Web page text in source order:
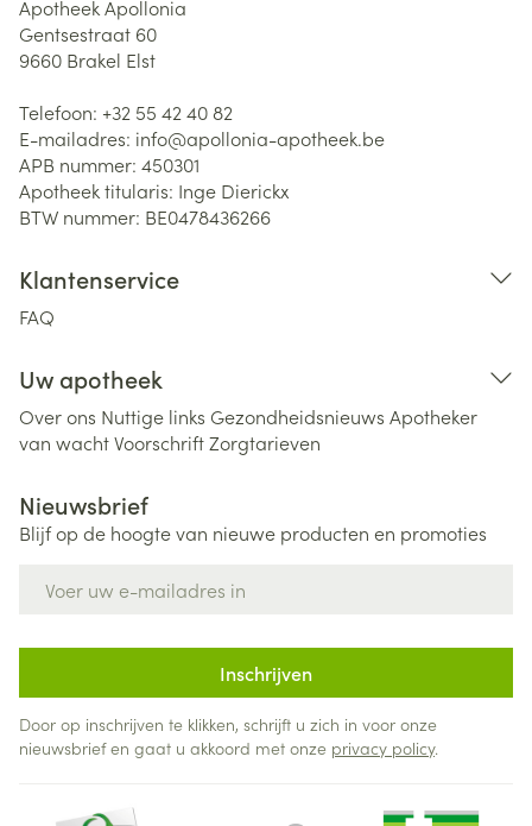
Apotheek Apollonia
Gentsestraat 60
9660 Brakel Elst
Telefoon: +32 55 42 40 82
E-mailadres: info@apollonia-apotheek.be
APB nummer: 450301
Apotheek titularis: Inge Dierickx
BTW nummer: BE0478436266
Klantenservice
FAQ
Uw apotheek
Over ons Nuttige links Gezondheidsnieuws Apotheker
van wachtVoorschriftZorgtarieven
Nieuwsbrief
Blijf op de hoogte van nieuwe producten en promoties
Inschrijven
Door op inschrijven te klikken, schrijft u zich in voor onze
nieuwsbrief en gaat u akkoord met onze privacy policy.